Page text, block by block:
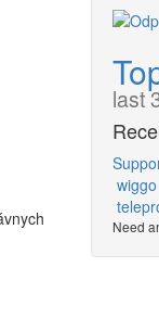
last
wiggo
Need